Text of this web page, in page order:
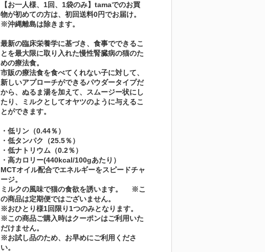
【お一人様、1回、1袋のみ】tamaでのお買
物が初めての方は、初回送料0円でお届け。
※沖縄離島は除きます。
最新の臨床栄養学に基づき、食事でできるこ
とを最大限に取り入れた慢性腎臓病の猫のた
めの療法食。
市販の療法食を食べてくれない子に対して、
新しいアプローチができるパウダータイプだ
から、ぬるま湯を加えて、スムージー状にし
たり、ミルクとしてオヤツのように与えるこ
とができます。
・低リン（0.44％）
・低タンパク（25.5％）
・低ナトリウム（0.2％）
・高カロリー(440kcal/100gあたり）
MCTオイル配合でエネルギーをスピードチャ
ージ。
ミルクの風味で猫の食欲を誘います。 ※こ
の商品は定期便ではございません。
※おひとり様1回限り1つのみとなります。
※この商品ご購入時はクーポンはご利用いた
だけません。
※お試し品のため、お早めにご利用くださ
い。